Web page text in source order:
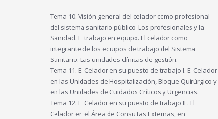
Tema 10. Visión general del celador como profesional
del sistema sanitario público. Los profesionales y la
Sanidad. El trabajo en equipo. El celador como
integrante de los equipos de trabajo del Sistema
Sanitario. Las unidades clínicas de gestión.
Tema 11. El Celador en su puesto de trabajo I. El Celador
en las Unidades de Hospitalización, Bloque Quirúrgico y
en las Unidades de Cuidados Críticos y Urgencias.
Tema 12. El Celador en su puesto de trabajo II . El
Celador en el Área de Consultas Externas, en